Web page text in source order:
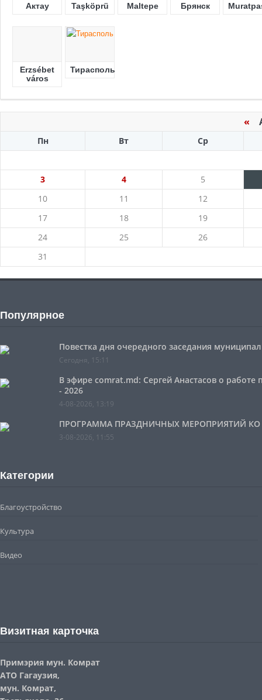
Актау Taşköprü Maltepe Брянск
Erzsébet
város
Тирасполь
«
Пн Вт Ср
3 4
5
10
11
12
17
18
19
24
25
26
31
Популярное
Повестка дня очередного заседания
Сегодня, 15:11
В эфире comrat.md: Сергей Анастасов о
- 2026
4-08-2026, 13:19
ПРОГРАММА ПРАЗДНИЧНЫХ МЕРОПРИЯТИЙ КО
3-08-2026, 11:55
Категории
Благоустройство
Культура
Видео
Визитная карточка
Примэрия мун. Комрат
АТО Гагаузия,
мун. Комрат,